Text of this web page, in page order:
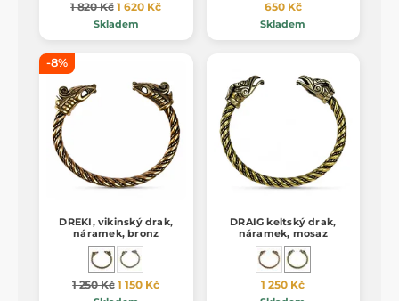
1 820 Kč 1 620 Kč
Skladem
650 Kč
Skladem
-8%
DREKI, vikinský drak,
náramek, bronz
1 250 Kč 1 150 Kč
DRAIG keltský drak,
náramek, mosaz
1 250 Kč